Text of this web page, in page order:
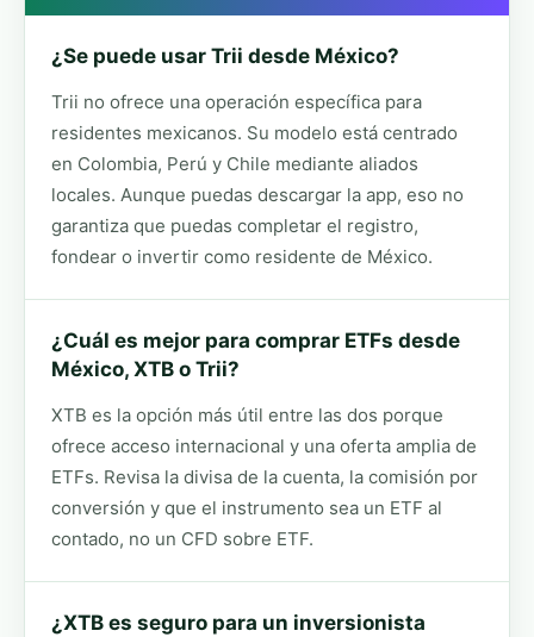
¿Se puede usar Trii desde México?
Trii no ofrece una operación específica para
residentes mexicanos. Su modelo está centrado
en Colombia, Perú y Chile mediante aliados
locales. Aunque puedas descargar la app, eso no
garantiza que puedas completar el registro,
fondear o invertir como residente de México.
¿Cuál es mejor para comprar ETFs desde
México, XTB o Trii?
XTB es la opción más útil entre las dos porque
ofrece acceso internacional y una oferta amplia de
ETFs. Revisa la divisa de la cuenta, la comisión por
conversión y que el instrumento sea un ETF al
contado, no un CFD sobre ETF.
¿XTB es seguro para un inversionista